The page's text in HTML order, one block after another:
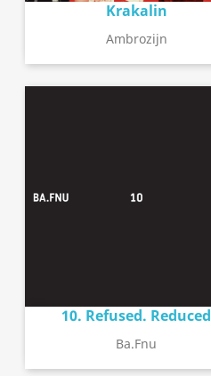
Krakalin
Ambrozijn
10. Refused. Reduced
Ba.fnu